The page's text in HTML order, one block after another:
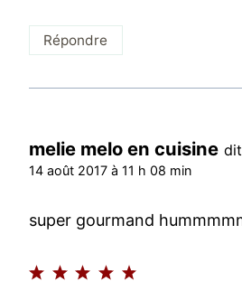
Répondre
melie melo en cuisine
14 août 2017 à 11 h 08 min
super gourmand